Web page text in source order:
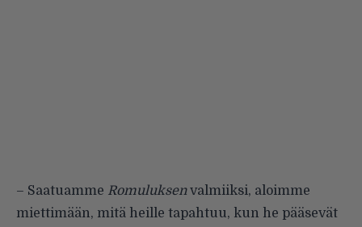
– Saatuamme Romuluksenvalmiiksi, aloimme
miettimään, mitä heille tapahtuu, kun he pääsevät